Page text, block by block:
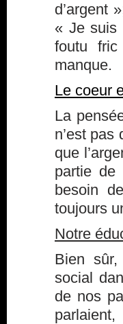
d’argent
« Je suis
foutu
manque.
Le coeur
La
n’est pas
que
partie de
besoin
toujours
Notre
Bien
social
de nos